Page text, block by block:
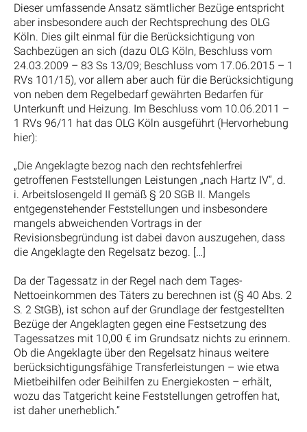
Dieser umfassende Ansatz sämtlicher Bezüge entspricht
aber insbesondere auch der Rechtsprechung des OLG
Köln. Dies gilt einmal für die Berücksichtigung von
Sachbezügen an sich (dazu OLG Köln, Beschluss vom
24.03.2009 – 83 Ss 13/09; Beschluss vom 17.06.2015 – 1
RVs 101/15), vor allem aber auch für die Berücksichtigung
von neben dem Regelbedarf gewährten Bedarfen für
Unterkunft und Heizung. Im Beschluss vom 10.06.2011 –
1 RVs 96/11 hat das OLG Köln ausgeführt (Hervorhebung
hier):
„Die Angeklagte bezog nach den rechtsfehlerfrei
getroffenen Feststellungen Leistungen „nach Hartz IV“, d.
i. Arbeitslosengeld II gemäß § 20 SGB II. Mangels
entgegenstehender Feststellungen und insbesondere
mangels abweichenden Vortrags in der
Revisionsbegründung ist dabei davon auszugehen, dass
die Angeklagte den Regelsatz bezog. […]
Da der Tagessatz in der Regel nach dem Tages-
Nettoeinkommen des Täters zu berechnen ist (§ 40 Abs. 2
S. 2 StGB), ist schon auf der Grundlage der festgestellten
Bezüge der Angeklagten gegen eine Festsetzung des
Tagessatzes mit 10,00 € im Grundsatz nichts zu erinnern.
Ob die Angeklagte über den Regelsatz hinaus weitere
berücksichtigungsfähige Transferleistungen – wie etwa
Mietbeihilfen oder Beihilfen zu Energiekosten – erhält,
wozu das Tatgericht keine Feststellungen getroffen hat,
ist daher unerheblich.“